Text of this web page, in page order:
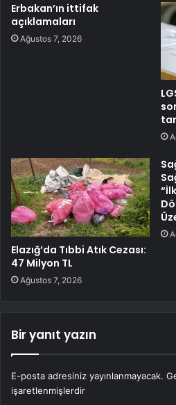
Erbakan’ın ittifak
açıklamaları
Ağustos 7, 2026
Elazığ’da Tıbbi Atık Cezası:
47 Milyon TL
Ağustos 7, 2026
Bir yanıt yazın
E-posta adresiniz yayınlanmayacak.
işaretlenmişlerdir